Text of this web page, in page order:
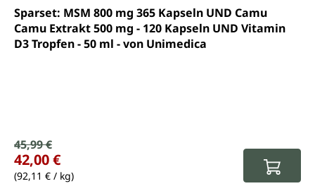
Durchschnittliche Bewertung von 4.7 von 5 Sternen
Sparset: MSM 800 mg 365 Kapseln UND Camu
Camu Extrakt 500 mg - 120 Kapseln UND Vitamin
D3 Tropfen - 50 ml - von Unimedica
Verkaufspreis:
Regulärer Preis:
45,99 €
42,00 €
(92,11 € / kg)